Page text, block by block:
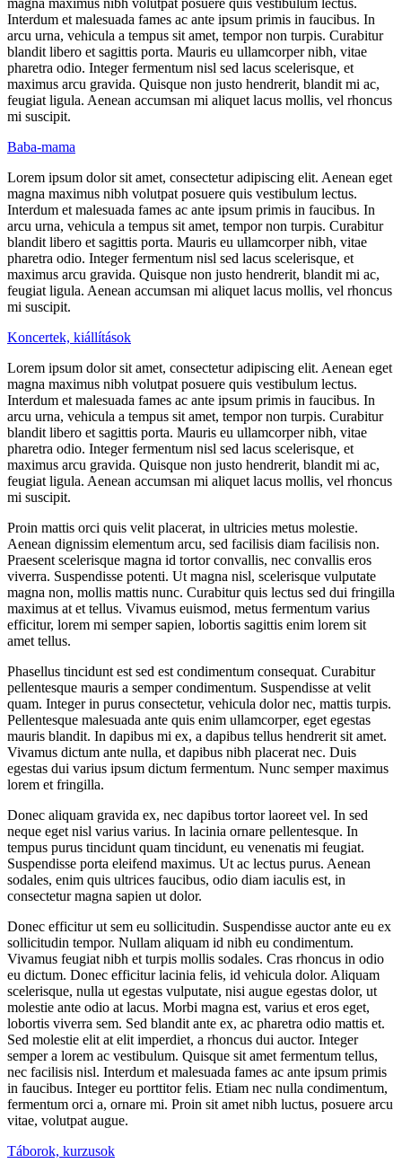
Interdum et malesuada fames ac ante ipsum primis in faucibus. In
arcu urna, vehicula a tempus sit amet, tempor non turpis. Curabitur
blandit libero et sagittis porta. Mauris eu ullamcorper nibh, vitae
pharetra odio. Integer fermentum nisl sed lacus scelerisque, et
maximus arcu gravida. Quisque non justo hendrerit, blandit mi ac,
feugiat ligula. Aenean accumsan mi aliquet lacus mollis, vel rhoncus
mi suscipit.
Baba-mama
Lorem ipsum dolor sit amet, consectetur adipiscing elit. Aenean eget
magna maximus nibh volutpat posuere quis vestibulum lectus.
Interdum et malesuada fames ac ante ipsum primis in faucibus. In
arcu urna, vehicula a tempus sit amet, tempor non turpis. Curabitur
blandit libero et sagittis porta. Mauris eu ullamcorper nibh, vitae
pharetra odio. Integer fermentum nisl sed lacus scelerisque, et
maximus arcu gravida. Quisque non justo hendrerit, blandit mi ac,
feugiat ligula. Aenean accumsan mi aliquet lacus mollis, vel rhoncus
mi suscipit.
Koncertek, kiállítások
Lorem ipsum dolor sit amet, consectetur adipiscing elit. Aenean eget
magna maximus nibh volutpat posuere quis vestibulum lectus.
Interdum et malesuada fames ac ante ipsum primis in faucibus. In
arcu urna, vehicula a tempus sit amet, tempor non turpis. Curabitur
blandit libero et sagittis porta. Mauris eu ullamcorper nibh, vitae
pharetra odio. Integer fermentum nisl sed lacus scelerisque, et
maximus arcu gravida. Quisque non justo hendrerit, blandit mi ac,
feugiat ligula. Aenean accumsan mi aliquet lacus mollis, vel rhoncus
mi suscipit.
Proin mattis orci quis velit placerat, in ultricies metus molestie.
Aenean dignissim elementum arcu, sed facilisis diam facilisis non.
Praesent scelerisque magna id tortor convallis, nec convallis eros
viverra. Suspendisse potenti. Ut magna nisl, scelerisque vulputate
magna non, mollis mattis nunc. Curabitur quis lectus sed dui fringilla
maximus at et tellus. Vivamus euismod, metus fermentum varius
efficitur, lorem mi semper sapien, lobortis sagittis enim lorem sit
amet tellus.
Phasellus tincidunt est sed est condimentum consequat. Curabitur
pellentesque mauris a semper condimentum. Suspendisse at velit
quam. Integer in purus consectetur, vehicula dolor nec, mattis turpis.
Pellentesque malesuada ante quis enim ullamcorper, eget egestas
mauris blandit. In dapibus mi ex, a dapibus tellus hendrerit sit amet.
Vivamus dictum ante nulla, et dapibus nibh placerat nec. Duis
egestas dui varius ipsum dictum fermentum. Nunc semper maximus
lorem et fringilla.
Donec aliquam gravida ex, nec dapibus tortor laoreet vel. In sed
neque eget nisl varius varius. In lacinia ornare pellentesque. In
tempus purus tincidunt quam tincidunt, eu venenatis mi feugiat.
Suspendisse porta eleifend maximus. Ut ac lectus purus. Aenean
sodales, enim quis ultrices faucibus, odio diam iaculis est, in
consectetur magna sapien ut dolor.
Donec efficitur ut sem eu sollicitudin. Suspendisse auctor ante eu ex
sollicitudin tempor. Nullam aliquam id nibh eu condimentum.
Vivamus feugiat nibh et turpis mollis sodales. Cras rhoncus in odio
eu dictum. Donec efficitur lacinia felis, id vehicula dolor. Aliquam
scelerisque, nulla ut egestas vulputate, nisi augue egestas dolor, ut
molestie ante odio at lacus. Morbi magna est, varius et eros eget,
lobortis viverra sem. Sed blandit ante ex, ac pharetra odio mattis et.
Sed molestie elit at elit imperdiet, a rhoncus dui auctor. Integer
semper a lorem ac vestibulum. Quisque sit amet fermentum tellus,
nec facilisis nisl. Interdum et malesuada fames ac ante ipsum primis
in faucibus. Integer eu porttitor felis. Etiam nec nulla condimentum,
fermentum orci a, ornare mi. Proin sit amet nibh luctus, posuere arcu
vitae, volutpat augue.
Táborok, kurzusok